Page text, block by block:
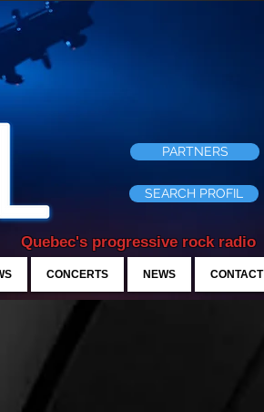
Quebec's progressive rock radio
SEARCH PROFIL
PARTNERS
CONCERTS NEWS CONTACT